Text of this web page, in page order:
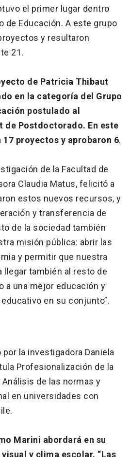
el primer lugar dentro
de Educación. A este grupo
y resultaron
21.
de Patricia Thibaut
en la categoría del Grupo
postulado al
de Postdoctorado. En este
proyectos y aprobaron 6.
de la Facultad de
Claudia Matus, felicitó a
estos nuevos recursos, y
y transferencia de
de la sociedad también
misión pública: abrir las
y permitir que nuestra
llegar también al resto de
a una mejor educación y
en su conjunto”.
la investigadora Daniela
Profesionalización de la
de las normas y
en universidades con
Marini abordará en su
y clima escolar. “Las